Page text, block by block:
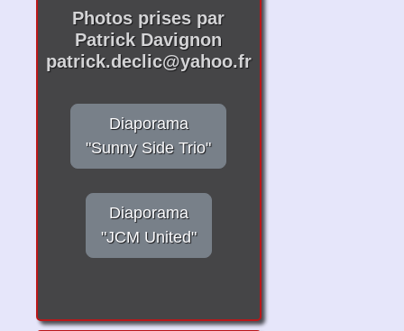
Photos prises par
Patrick Davignon
patrick.declic@yahoo.fr
Diaporama
"Sunny Side Trio"
Diaporama
"JCM United"